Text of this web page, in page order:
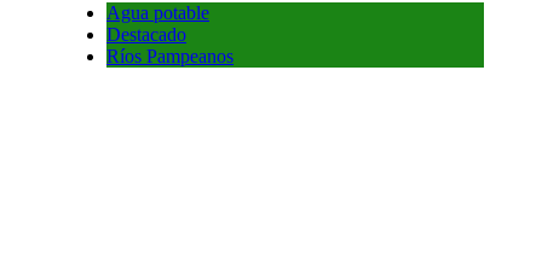
Agua potable
Destacado
Ríos Pampeanos